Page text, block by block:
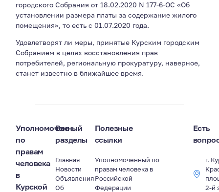
городского Собрания от 18.02.2020 N 177-6-ОС «Об
установлении размера платы за содержание жилого
помещения», то есть с 01.07.2020 года.
Удовлетворят ли меры, принятые Курским городским
Собранием в целях восстановления прав
потребителей, региональную прокуратуру, наверное,
станет известно в ближайшее время.
Уполномоченный
по
правам
человека
в
Курской
Все
разделы
Главная
Новости
Объявления
Об
Полезные
ссылки
Уполномоченный по
правам человека в
Российской
Федерации
Есть
г.
2-й